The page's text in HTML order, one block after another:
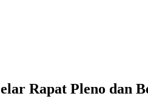
Rapat Pleno dan